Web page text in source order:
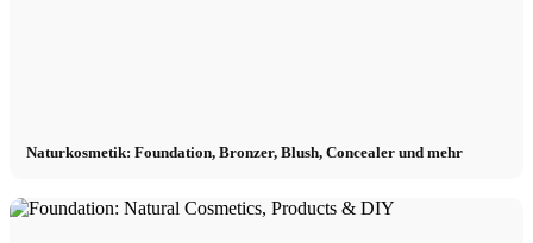
Naturkosmetik: Foundation, Bronzer, Blush, Concealer und mehr